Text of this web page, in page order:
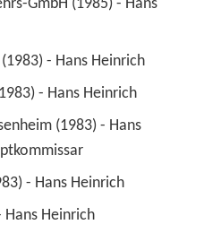
- Hans Heinrich
- Hans Heinrich
- Hans Heinrich
Heinrich